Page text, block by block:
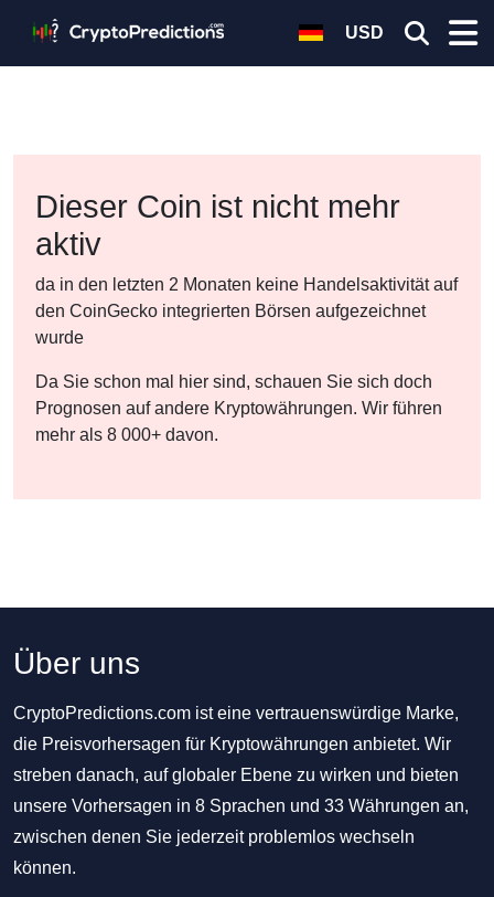
USD
Dieser Coin ist nicht mehr
aktiv
da in den letzten 2 Monaten keine Handelsaktivität auf
den CoinGecko integrierten Börsen aufgezeichnet
wurde
Da Sie schon mal hier sind, schauen Sie sich doch
Prognosen auf andere Kryptowährungen. Wir führen
mehr als 8 000+ davon.
Über uns
CryptoPredictions.com ist eine vertrauenswürdige Marke,
die Preisvorhersagen für Kryptowährungen anbietet. Wir
streben danach, auf globaler Ebene zu wirken und bieten
unsere Vorhersagen in 8 Sprachen und 33 Währungen an,
zwischen denen Sie jederzeit problemlos wechseln
können.